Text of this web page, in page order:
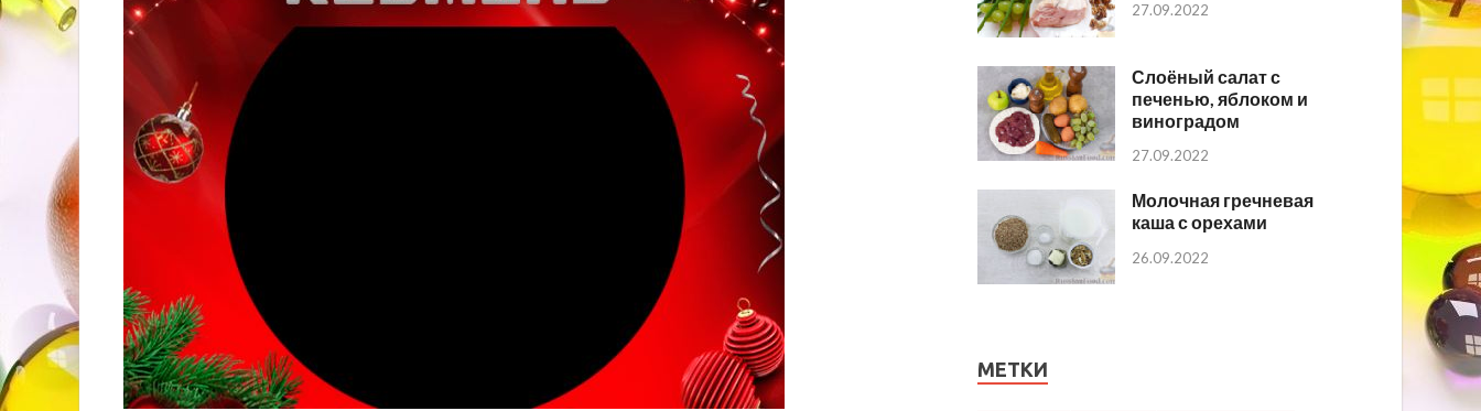
27.09.2022
Слоёный салат с
печенью, яблоком и
виноградом
27.09.2022
Молочная гречневая
каша с орехами
26.09.2022
МЕТКИ